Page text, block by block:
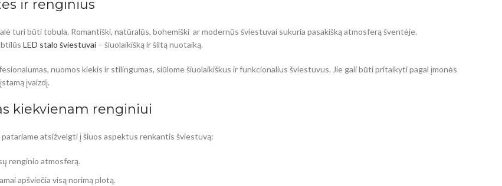
ir renginius
turi būti tobula. Romantiški, natūralūs, bohemiški ar modernūs šviestuvai sukuria pasakišką atmosferą šventėje.
LED stalo šviestuvai – šiuolaikišką ir šiltą nuotaiką.
nuomos kiekis ir stilingumas, siūlome šiuolaikiškus ir funkcionalius šviestuvus. Jie gali būti pritaikyti pagal įmonės
įvaizdį.
kiekvienam renginiui
atsižvelgti į šiuos aspektus renkantis šviestuvą:
renginio atmosferą.
apšviečia visą norimą plotą.